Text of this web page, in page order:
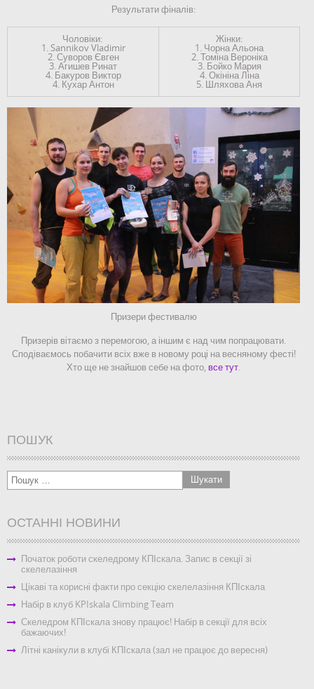
Результати фіналів:
Чоловіки:
1. Sannikov Vladimir
2. Суворов Євген
3. Агишев Ринат
4. Бакуров Виктор
4. Кухар Антон
Жінки:
1. Чорна Альона
2. Томіна Вероніка
3. Бойко Мария
4. Окініна Ліна
5. Шляхова Аня
Призери фестивалю
Призерів вітаємо з перемогою, а іншим є над чим попрацювати.
Сподіваємось побачити всіх вже в новому році на весняному фесті!
Хто ще не знайшов себе на фото, все тут
ПОШУК
ОСТАННІ НОВИНИ
Початок роботи скеледрому КПІскала. Запис в секції зі
скелелазіння
Цікаві та корисні факти про секцію скелелазіння КПІскала
Набір в клуб KPIskala Climbing Team
Скеледром КПІскала знову працює! Набір в секції для всіх
бажаючих!
Літні канікули в клубі КПІскала (зал не працює до вересня)